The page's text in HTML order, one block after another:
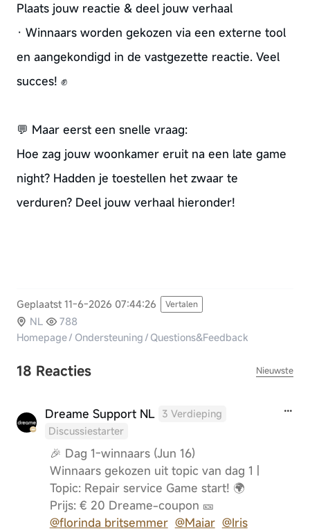
Plaats jouw reactie & deel jouw verhaal
· Winnaars worden gekozen via een externe tool
en aangekondigd in de vastgezette reactie. Veel
succes! ✊
💬 Maar eerst een snelle vraag:
Hoe zag jouw woonkamer eruit na een late game
night? Hadden je toestellen het zwaar te
verduren? Deel jouw verhaal hieronder!
Geplaatst 11-6-2026 07:44:26 Vertalen
NL
788
Homepage/ Ondersteuning/ Questions&Feedback
18 Reacties Nieuwste
Dreame Support NL
3 Verdieping
Discussiestarter
🎉 Dag 1-winnaars (Jun 16)
Winnaars gekozen uit topic van dag 1 |
Topic: Repair service Game start! 🌍
Prijs: € 20 Dreame-coupon 🎫
@florinda britsemmer @Maiar @Iris